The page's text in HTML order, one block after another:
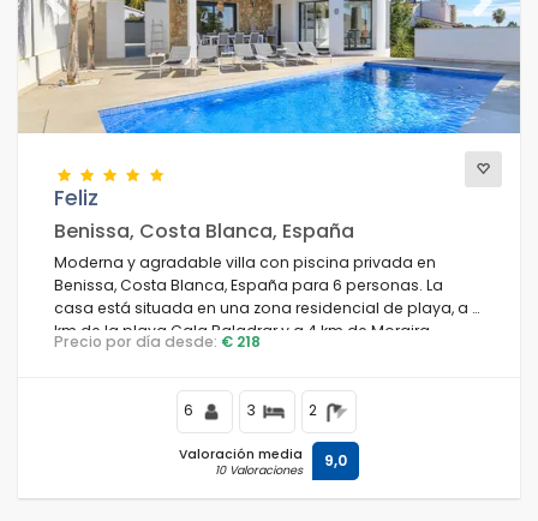
Previous Next
Feliz
Benissa, Costa Blanca, España
Moderna y agradable villa con piscina privada en
Benissa, Costa Blanca, España para 6 personas. La
casa está situada en una zona residencial de playa, a 4
km de la playa Cala Baladrar y a 4 km de Moraira.
Precio por día desde: € 218
6 3 2
Valoración media
10 Valoraciones 9,0